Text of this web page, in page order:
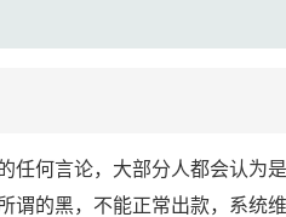
任何言论，大部分人都会认为
谓的黑，不能正常出款，系统